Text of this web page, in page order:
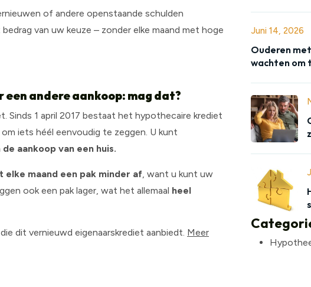
of andere openstaande schulden
van uw keuze – zonder elke maand met hoge
andere aankoop: mag dat?
Sinds 1 april 2017 bestaat het hypothecaire krediet
iets héél eenvoudig te zeggen. U kunt
aankoop van een huis.
elke maand een pak minder af, want u kunt uw
ook een pak lager, wat het allemaal heel
dit vernieuwd eigenaarskrediet aanbiedt. Meer
Juni 14, 2026
Ouderen
wachten om